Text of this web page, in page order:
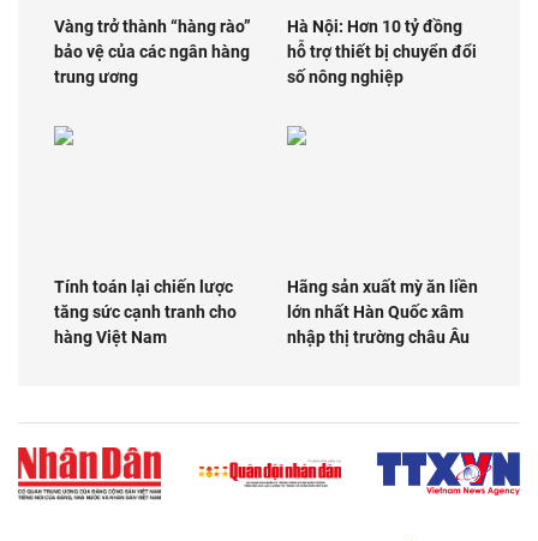
Vàng trở thành “hàng rào”
bảo vệ của các ngân hàng
trung ương
Hà Nội: Hơn 10 tỷ đồng
hỗ trợ thiết bị chuyển đổi
số nông nghiệp
Tính toán lại chiến lược
tăng sức cạnh tranh cho
hàng Việt Nam
Hãng sản xuất mỳ ăn liền
lớn nhất Hàn Quốc xâm
nhập thị trường châu Âu